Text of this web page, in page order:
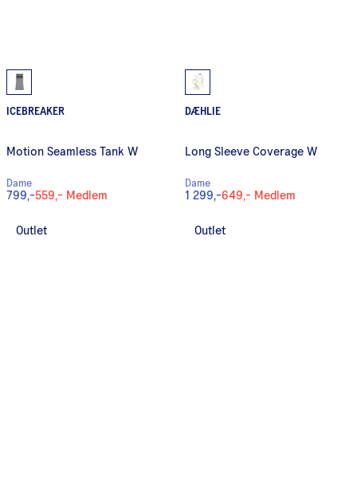
ICEBREAKER
Motion Seamless Tank W
Dame
799,-559,- Medlem
DÆHLIE
Long Sleeve Coverage W
Dame
1 299,-649,- Medlem
Outlet Outlet